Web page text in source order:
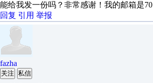
能给我发一份吗？非常感谢！我的邮箱是
回复 引用 举报
fazha
关注 私信